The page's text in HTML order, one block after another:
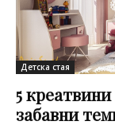
Детска стая
5
забавни